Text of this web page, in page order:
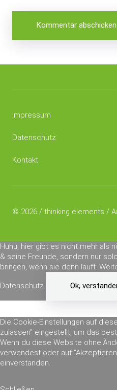
Impressum
Datenschutz
Kontakt
© 2026 / thinking elements /
Huhu, hier gibt es nicht mehr als
& seine Freunde, sondern nur
bringen, wenn sie denn läuft.
Datenschutz Ok,
Die Cookie-Einstellungen auf
zulassen" eingestellt, um das
Wenn du diese Website ohne
verwendest oder auf
einverstanden.